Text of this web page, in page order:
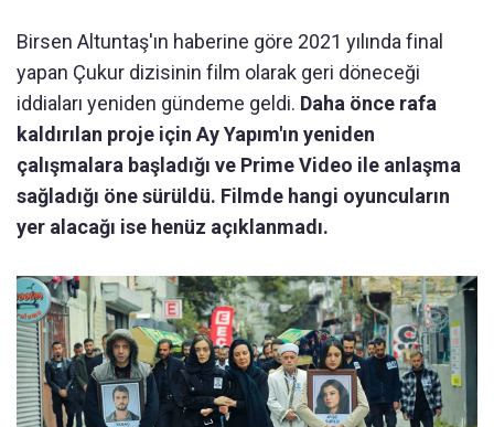
Birsen Altuntaş'ın haberine göre 2021 yılında final
yapan Çukur dizisinin film olarak geri döneceği
iddiaları yeniden gündeme geldi. Daha önce rafa
kaldırılan proje için Ay Yapım'ın yeniden
çalışmalara başladığı ve Prime Video ile anlaşma
sağladığı öne sürüldü. Filmde hangi oyuncuların
yer alacağı ise henüz açıklanmadı.